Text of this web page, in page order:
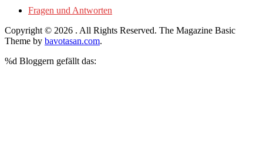
Fragen und Antworten
Copyright © 2026 . All Rights Reserved. The Magazine Basic
Theme by bavotasan.com.
%d Bloggern gefällt das: